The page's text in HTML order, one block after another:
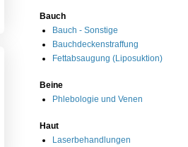
Bauch
Bauch - Sonstige
Bauchdeckenstraffung
Fettabsaugung (Liposuktion)
Beine
Phlebologie und Venen
Haut
Laserbehandlungen